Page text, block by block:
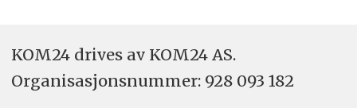
KOM24 drives av KOM24 AS.
Organisasjons­nummer: 928 093 182